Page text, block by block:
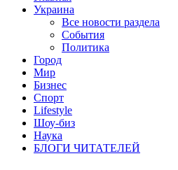
Украина
Все новости раздела
События
Политика
Город
Мир
Бизнес
Спорт
Lifestyle
Шоу-биз
Наука
БЛОГИ ЧИТАТЕЛЕЙ